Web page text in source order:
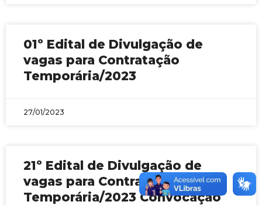
01º Edital de Divulgação de
vagas para Contratação
Temporária/2023
27/01/2023
21º Edital de Divulgação de
vagas para Contratação
Temporária/2023 Convocação